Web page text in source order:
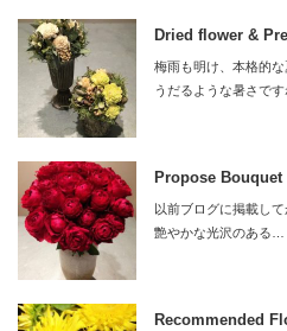
Dried flower &
梅雨も明け、本格的
うだるような暑さで
Propose Bouquet
以前ブログに掲載し
艶やかな光沢のある…
Recommended